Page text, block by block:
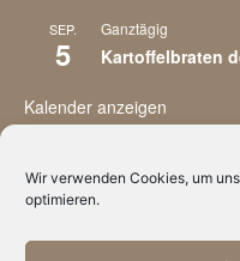
Wir verwenden Cookies, um
optimieren.
SEP.
5
Ganztägig
Kartoffelbraten
Kalender anzeigen